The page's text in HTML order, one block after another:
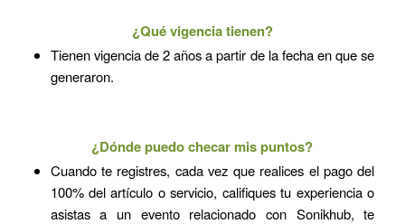
¿Qué vigencia tienen?
Tienen vigencia de 2 años a partir de la fecha en que se
generaron.
¿Dónde puedo checar mis puntos?
Cuando te registres, cada vez que realices el pago del
100% del artículo o servicio, califiques tu experiencia o
asistas a un evento relacionado con Sonikhub, te